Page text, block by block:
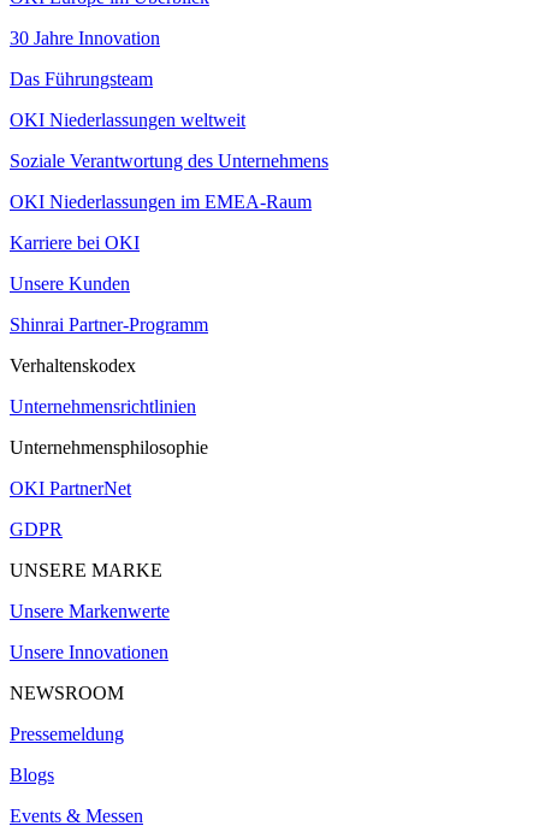
30 Jahre Innovation
Das Führungsteam
OKI Niederlassungen weltweit
Soziale Verantwortung des Unternehmens
OKI Niederlassungen im EMEA-Raum
Karriere bei OKI
Unsere Kunden
Shinrai Partner-Programm
Verhaltenskodex
Unternehmensrichtlinien
Unternehmensphilosophie
OKI PartnerNet
GDPR
UNSERE MARKE
Unsere Markenwerte
Unsere Innovationen
NEWSROOM
Pressemeldung
Blogs
Events & Messen